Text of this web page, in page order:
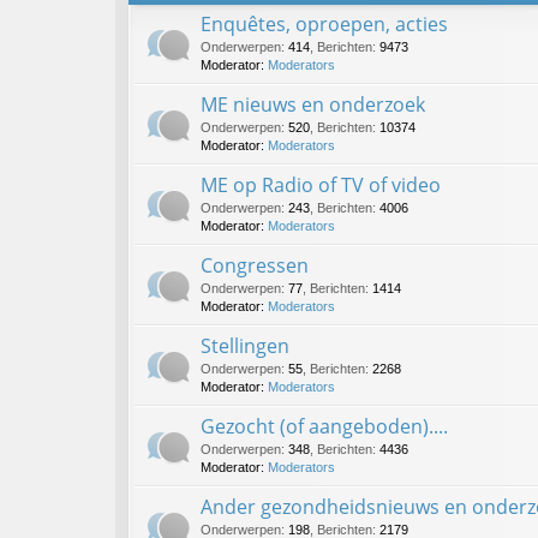
Enquêtes, oproepen, acties
Onderwerpen: 414 Berichten: 9473
Moderator: Moderators
ME nieuws en onderzoek
Onderwerpen: 520 Berichten: 10374
Moderator: Moderators
ME op Radio of TV of video
Onderwerpen: 243 Berichten: 4006
Moderator: Moderators
Congressen
Onderwerpen: 77 Berichten: 1414
Moderator: Moderators
Stellingen
Onderwerpen: 55 Berichten: 2268
Moderator: Moderators
Gezocht (of aangeboden)....
Onderwerpen: 348 Berichten: 4436
Moderator: Moderators
Ander gezondheidsnieuws en
Onderwerpen: 198 Berichten: 2179